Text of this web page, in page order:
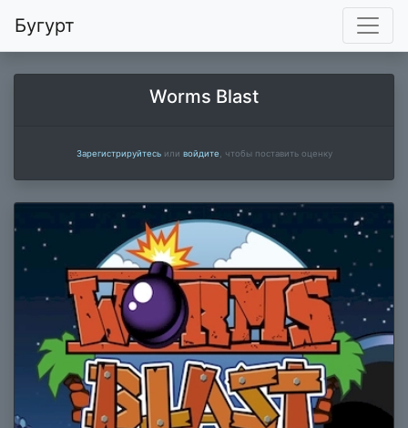
Бугурт
Worms Blast
Зарегистрируйтесьили войдите , чтобы поставить оценку